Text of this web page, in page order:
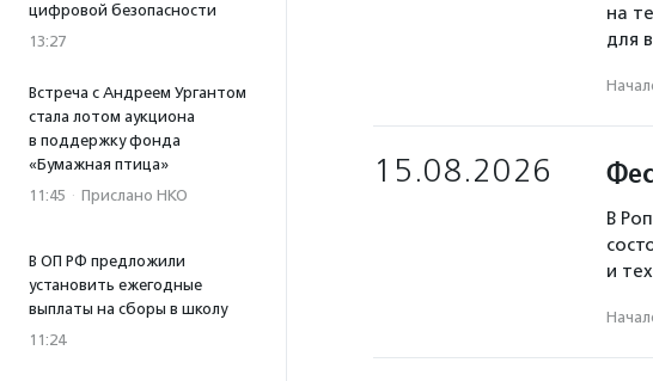
цифровой безопасности
13:27
Встреча с Андреем Ургантом
стала лотом аукциона
в поддержку фонда
«Бумажная птица»
11:45 · Прислано НКО
В ОП РФ предложили
установить ежегодные
выплаты на сборы в школу
11:24
на
для
15.08.2026
В
и